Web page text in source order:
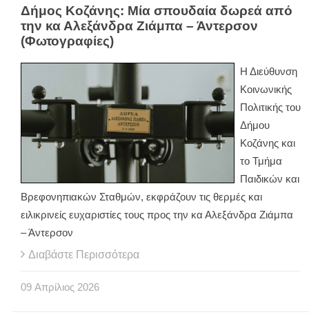
Δήμος Κοζάνης: Μία σπουδαία δωρεά από
την κα Αλεξάνδρα Ζιάμπα – Άντερσον
(Φωτογραφίες)
Η Διεύθυνση
Κοινωνικής
Πολιτικής του
Δήμου
Κοζάνης και
το Τμήμα
Παιδικών και
Βρεφονηπιακών Σταθμών, εκφράζουν τις θερμές και
ειλικρινείς ευχαριστίες τους προς την κα Αλεξάνδρα Ζιάμπα
– Άντερσον
Διαβάστε Περισσότερα
09 Απρίλιος 2026